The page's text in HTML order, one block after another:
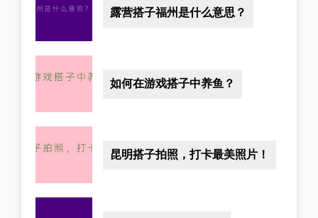
露营搭子福州是什么意思？
如何在游戏搭子中养鱼？
昆明搭子拍照，打卡最美照片！